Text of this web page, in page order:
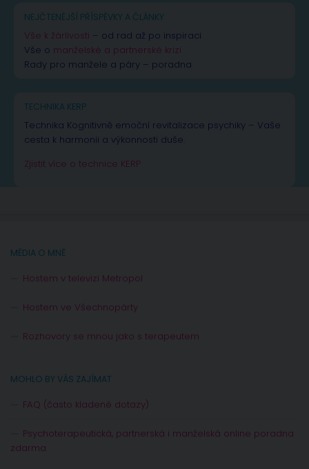
NEJČTENĚJŠÍ PŘÍSPĚVKY A ČLÁNKY
Vše k žárlivosti – od rad až po inspiraci
Vše o manželské a partnerské krizi
Rady pro manžele a páry – poradna
TECHNIKA KERP
Technika Kognitivně emoční revitalizace psychiky – Vaše
cesta k harmonii a výkonnosti duše.
Zjistit více o technice KERP
MÉDIA O MNĚ
Hostem v televizi Metropol
Hostem ve Všechnopárty
Rozhovory se mnou jako s terapeutem
MOHLO BY VÁS ZAJÍMAT
FAQ (často kladené dotazy)
Psychoterapeutická, partnerská i manželská online poradna
zdarma